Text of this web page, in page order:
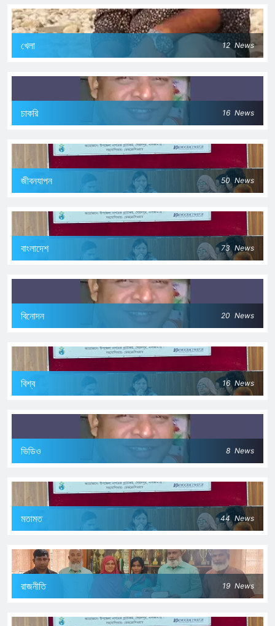
খেলা 12 News
চাকরি 16 News
জীবনযাপন 50 News
বাংলাদেশ 73 News
বিনোদন 20 News
বিশ্ব 16 News
ভিডিও 8 News
মতামত 44 News
রাজনীতি 19 News